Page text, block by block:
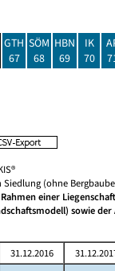
GTH
67
SÖM
68
HBN
69
IK
70
(ohne
einer
sowie
31.12.2016